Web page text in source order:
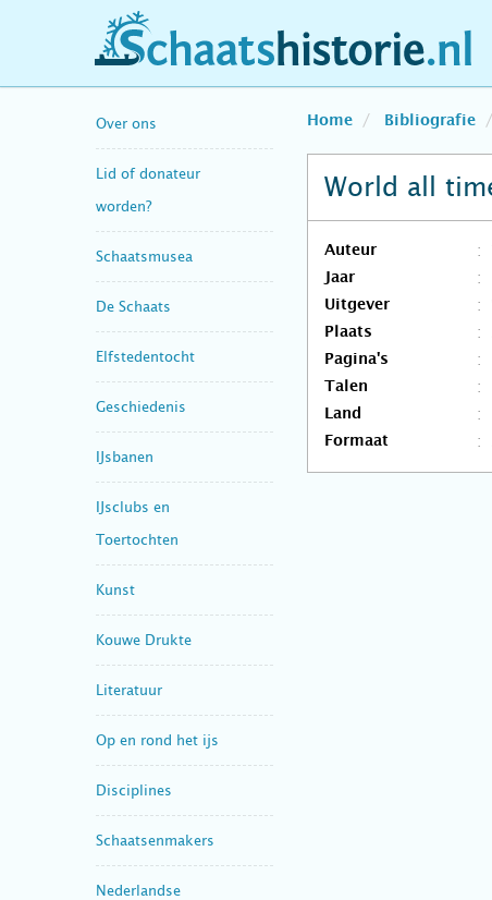
schaatshistorie.nl
Over ons
Lid of donateur
worden?
Schaatsmusea
De Schaats
Elfstedentocht
Geschiedenis
IJsbanen
IJsclubs en
Toertochten
Kunst
Kouwe Drukte
Literatuur
Op en rond het ijs
Disciplines
Schaatsenmakers
Nederlandse
Home Bibliografie
World all
Auteur
Jaar
Uitgever
Plaats
Pagina's
Talen
Land
Formaat